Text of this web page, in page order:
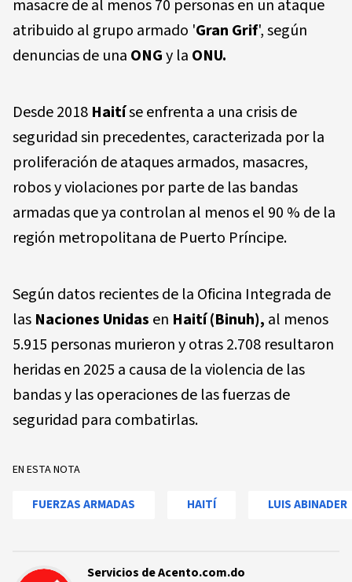
masacre de al menos 70 personas en un ataque
atribuido al grupo armado 'Gran Grif', según
denuncias de una ONGy la ONU.
Desde 2018 Haitíse enfrenta a una crisis de
seguridad sin precedentes, caracterizada por la
proliferación de ataques armados, masacres,
robos y violaciones por parte de las bandas
armadas que ya controlan al menos el 90 % de la
región metropolitana de Puerto Príncipe.
Según datos recientes de la Oficina Integrada de
las Naciones Unidas en Haití (Binuh), al menos
5.915 personas murieron y otras 2.708 resultaron
heridas en 2025 a causa de la violencia de las
bandas y las operaciones de las fuerzas de
seguridad para combatirlas.
EN ESTA NOTA
FUERZAS ARMADAS HAITÍ LUIS ABINADER
Servicios de Acento.com.do